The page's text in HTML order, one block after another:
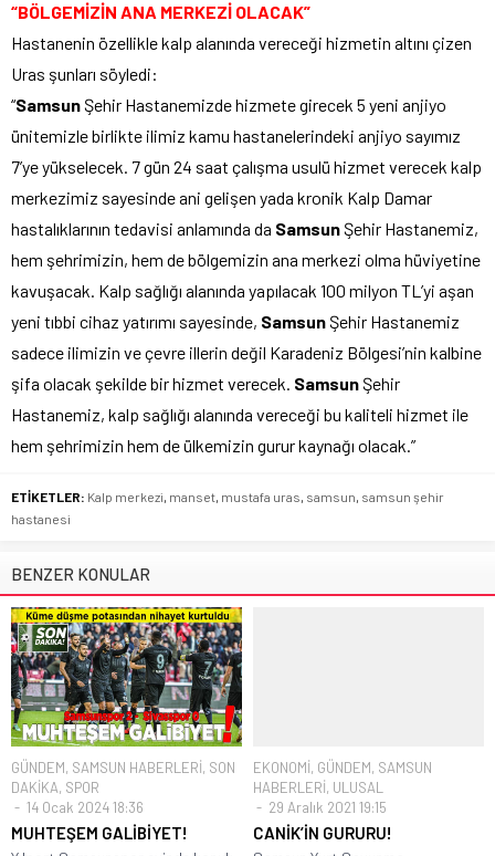
“BÖLGEMİZİN ANA MERKEZİ OLACAK”
Hastanenin özellikle kalp alanında vereceği hizmetin altını çizen
Uras şunları söyledi:
“SamsunŞehir Hastanemizde hizmete girecek 5 yeni anjiyo
ünitemizle birlikte ilimiz kamu hastanelerindeki anjiyo sayımız
7’ye yükselecek. 7 gün 24 saat çalışma usulü hizmet verecek kalp
merkezimiz sayesinde ani gelişen yada kronik Kalp Damar
hastalıklarının tedavisi anlamında da SamsunŞehir Hastanemiz,
hem şehrimizin, hem de bölgemizin ana merkezi olma hüviyetine
kavuşacak. Kalp sağlığı alanında yapılacak 100 milyon TL’yi aşan
yeni tıbbi cihaz yatırımı sayesinde, SamsunŞehir Hastanemiz
sadece ilimizin ve çevre illerin değil Karadeniz Bölgesi’nin kalbine
şifa olacak şekilde bir hizmet verecek. SamsunŞehir
Hastanemiz, kalp sağlığı alanında vereceği bu kaliteli hizmet ile
hem şehrimizin hem de ülkemizin gurur kaynağı olacak.”
ETİKETLER: Kalp merkezi, manset, mustafa uras, samsun, samsun şehir
hastanesi
BENZER KONULAR
GÜNDEM, SAMSUN HABERLERİ, SON
DAKİKA, SPOR
14 Ocak 2024 18:36
MUHTEŞEM GALİBİYET!
EKONOMİ, GÜNDEM, SAMSUN
HABERLERİ, ULUSAL
29 Aralık 2021 19:15
CANİK’İN GURURU!